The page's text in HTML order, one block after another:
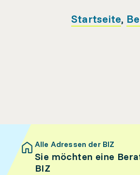
Startseite,
Alle Adressen der BIZ
Sie möchten eine
BIZ